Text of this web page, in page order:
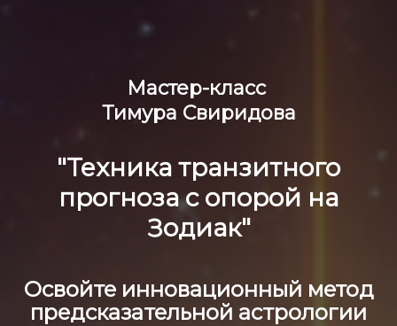
Мастер-класс
Тимура Свиридова
"Техника транзитного
прогноза с опорой на
Зодиак"
Освойте инновационный метод
предсказательной астрологии